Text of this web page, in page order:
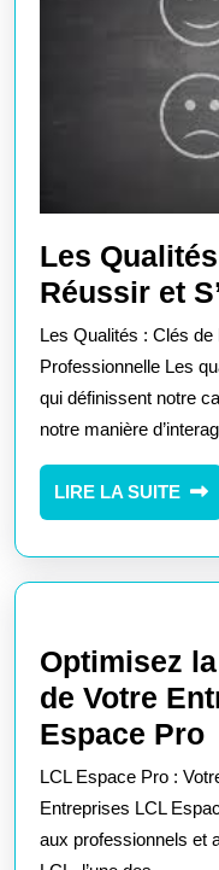
Les
Réussir et
Les Qualités : Clés
Professionnelle Les
qui définissent notre
notre manière
LIRE LA SUITE
Optimisez
de Votre
Espace Pro
LCL Espace Pro :
Entreprises LCL
aux professionnels et